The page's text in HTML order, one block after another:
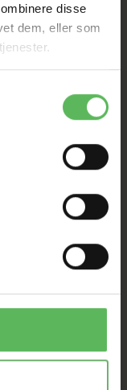
disse
dem, eller som
ER
IKKE